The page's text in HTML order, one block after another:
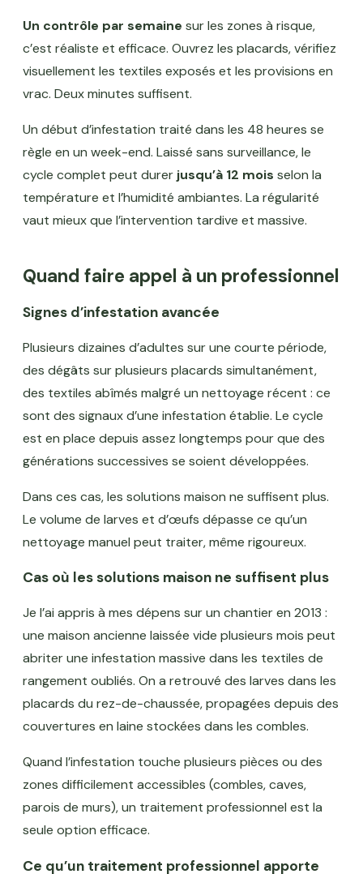
Un contrôle par semaine sur les zones à risque,
c’est réaliste et efficace. Ouvrez les placards, vérifiez
visuellement les textiles exposés et les provisions en
vrac. Deux minutes suffisent.
Un début d’infestation traité dans les 48 heures se
règle en un week-end. Laissé sans surveillance, le
cycle complet peut durer jusqu’à 12 mois selon la
température et l’humidité ambiantes. La régularité
vaut mieux que l’intervention tardive et massive.
Quand faire appel à un professionnel
Signes d’infestation avancée
Plusieurs dizaines d’adultes sur une courte période,
des dégâts sur plusieurs placards simultanément,
des textiles abîmés malgré un nettoyage récent : ce
sont des signaux d’une infestation établie. Le cycle
est en place depuis assez longtemps pour que des
générations successives se soient développées.
Dans ces cas, les solutions maison ne suffisent plus.
Le volume de larves et d’œufs dépasse ce qu’un
nettoyage manuel peut traiter, même rigoureux.
Cas où les solutions maison ne suffisent plus
Je l’ai appris à mes dépens sur un chantier en 2013 :
une maison ancienne laissée vide plusieurs mois peut
abriter une infestation massive dans les textiles de
rangement oubliés. On a retrouvé des larves dans les
placards du rez-de-chaussée, propagées depuis des
couvertures en laine stockées dans les combles.
Quand l’infestation touche plusieurs pièces ou des
zones difficilement accessibles (combles, caves,
parois de murs), un traitement professionnel est la
seule option efficace.
Ce qu’un traitement professionnel apporte